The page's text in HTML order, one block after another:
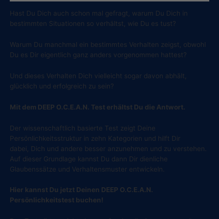
Hast Du Dich auch schon mal gefragt, warum Du Dich in
bestimmten Situationen so verhältst, wie Du es tust?
Warum Du manchmal ein bestimmtes Verhalten zeigst, obwohl
Du es Dir eigentlich ganz anders vorgenommen hattest?
Und dieses Verhalten Dich vielleicht sogar davon abhält,
glücklich und erfolgreich zu sein?
Mit dem DEEP O.C.E.A.N. Test erhältst Du die Antwort.
Der wissenschaftlich basierte Test zeigt Deine
Persönlichkeitsstruktur in zehn Kategorien und hilft Dir
dabei, Dich und andere besser anzunehmen und zu verstehen.
Auf dieser Grundlage kannst Du dann Dir dienliche
Glaubenssätze und Verhaltensmuster entwickeln.
Hier kannst Du jetzt Deinen DEEP O.C.E.A.N.
Persönlichkeitstest buchen!